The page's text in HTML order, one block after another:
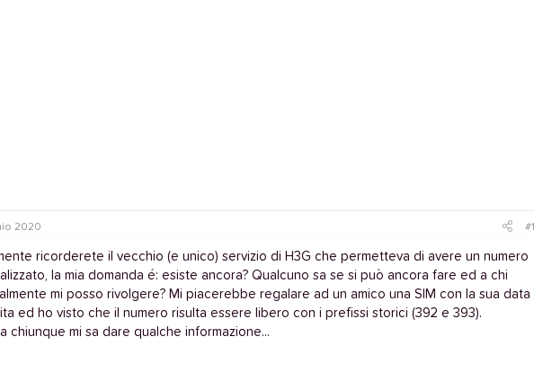
2020 #1
ricorderete il vecchio (e unico) servizio di H3G che permetteva di avere un numero
la mia domanda é: esiste ancora? Qualcuno sa se si può ancora fare ed a chi
mi posso rivolgere? Mi piacerebbe regalare ad un amico una SIM con la sua data
ed ho visto che il numero risulta essere libero con i prefissi storici (392 e 393).
chiunque mi sa dare qualche informazione...